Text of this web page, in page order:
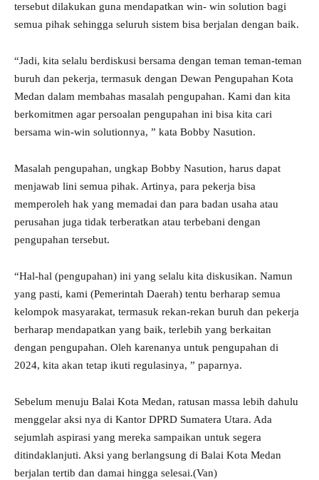
tersebut dilakukan guna mendapatkan win- win solution bagi
semua pihak sehingga seluruh sistem bisa berjalan dengan baik.
“Jadi, kita selalu berdiskusi bersama dengan teman teman-teman
buruh dan pekerja, termasuk dengan Dewan Pengupahan Kota
Medan dalam membahas masalah pengupahan. Kami dan kita
berkomitmen agar persoalan pengupahan ini bisa kita cari
bersama win-win solutionnya, ” kata Bobby Nasution.
Masalah pengupahan, ungkap Bobby Nasution, harus dapat
menjawab lini semua pihak. Artinya, para pekerja bisa
memperoleh hak yang memadai dan para badan usaha atau
perusahan juga tidak terberatkan atau terbebani dengan
pengupahan tersebut.
“Hal-hal (pengupahan) ini yang selalu kita diskusikan. Namun
yang pasti, kami (Pemerintah Daerah) tentu berharap semua
kelompok masyarakat, termasuk rekan-rekan buruh dan pekerja
berharap mendapatkan yang baik, terlebih yang berkaitan
dengan pengupahan. Oleh karenanya untuk pengupahan di
2024, kita akan tetap ikuti regulasinya, ” paparnya.
Sebelum menuju Balai Kota Medan, ratusan massa lebih dahulu
menggelar aksi nya di Kantor DPRD Sumatera Utara. Ada
sejumlah aspirasi yang mereka sampaikan untuk segera
ditindaklanjuti. Aksi yang berlangsung di Balai Kota Medan
berjalan tertib dan damai hingga selesai.(Van)